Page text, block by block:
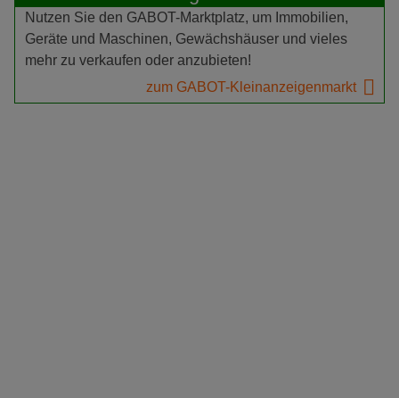
Nutzen Sie den GABOT-Marktplatz, um Immobilien,
Geräte und Maschinen, Gewächshäuser und vieles
mehr zu verkaufen oder anzubieten!
zum GABOT-Kleinanzeigenmarkt